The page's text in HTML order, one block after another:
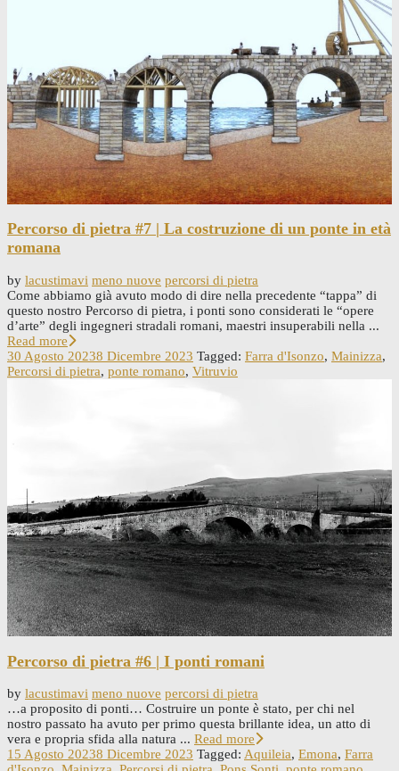
Percorso di pietra #7 | La costruzione di un ponte in età
romana
by lacustimavi meno nuove percorsi di pietra
Come abbiamo già avuto modo di dire nella precedente “tappa” di
questo nostro Percorso di pietra, i ponti sono considerati le “opere
d’arte” degli ingegneri stradali romani, maestri insuperabili nella ...
Read more
30 Agosto 20238 Dicembre 2023 Tagged: Farra d'Isonzo, Mainizza,
Percorsi di pietra, ponte romano, Vitruvio
Percorso di pietra #6 | I ponti romani
by lacustimavi meno nuove percorsi di pietra
…a proposito di ponti… Costruire un ponte è stato, per chi nel
nostro passato ha avuto per primo questa brillante idea, un atto di
vera e propria sfida alla natura ... Read more
15 Agosto 20238 Dicembre 2023 Tagged: Aquileia, Emona, Farra